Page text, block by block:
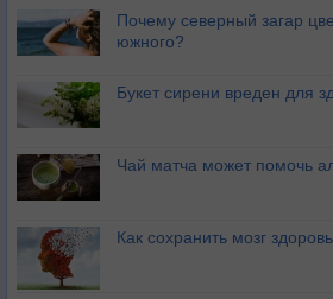
Почему северный загар
южного?
Букет сирени вреден для
Чай матча может помочь
Как сохранить мозг